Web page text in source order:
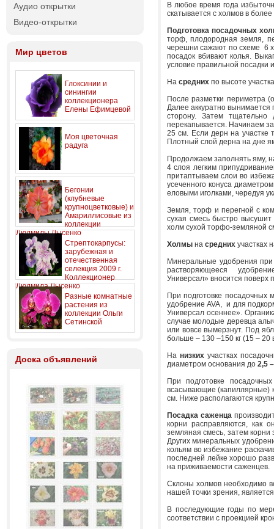
Аудио открытки
Видео-открытки
Мир цветов
Глоксинии и
синингии
коллекционера
Елены Ефимцевой
Моя цветочная
радуга
Бегонии
(клубневые
крупноцветковые) и
Амариллисовые из
коллекции
Людмилы Лысенко
Стрептокарпусы:
зарубежная и
отечественная
селекция 2009 г.
Коллекционер
Людмила Лысенко
Разные комнатные
растения из
коллекции Ольги
Сетинской
Доска объявлений
В любое время года
скатывается с холмов в
Подготовка посадочных
торф, плодородная земля,
черешни сажают по схеме 6
посадок вбивают колья.
условие правильной посадки
На средних по высоте
После разметки периметра
Далее аккуратно
сторону. Затем
перекапывается. Начинаем
25 см. Если дерн на участке
Плотный слой дерна на дне
Продолжаем заполнять яму,
4 слоя легким
притаптываем слои во
усеченного конуса
еловыми иголками, чередуя
Земля, торф и перегной с
сухая смесь быстро
холм сухой торфо-земляной
Холмы на средних участках
Минеральные удобрения
растворяющееся
Универсал» вносится поверх
При подготовке посадочных
удобрение AVA, и для
Универсал осеннее».
случае молодые деревца
или вовсе вымерзнут. Под
больше – 130 –150 кг (15 – 20
На низкихучастках
диаметром основания до 2,5
При подготовке
всасывающие (капиллярные)
см. Ниже располагаются
Посадка саженца
корни расправляются, как
земляная смесь, затем корни
Других минеральных
кольям во избежание
последней лейке хорошо
на приживаемости саженцев.
Склоны холмов необходимо
нашей точки зрения,
В последующие годы по
соответствии с проекцией